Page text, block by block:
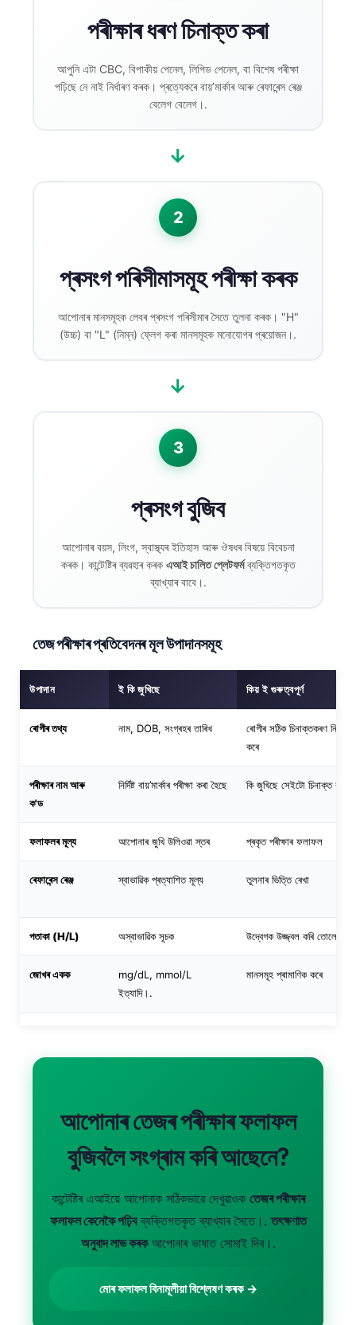
পৰীক্ষাৰ ধৰণ চিনাক্ত কৰা
আপুনি এটা CBC, বিপাকীয় পেনেল, লিপিড পেনেল, বা বিশেষ পৰীক্ষা
পঢ়িছে নে নাই নিৰ্ধাৰণ কৰক। প্ৰত্যেকৰে বায়’মাৰ্কাৰ আৰু ৰেফাৰেন্স ৰেঞ্জ
বেলেগ বেলেগ।.
→
2
প্ৰসংগ পৰিসীমাসমূহ পৰীক্ষা কৰক
আপোনাৰ মানসমূহক লেবৰ প্ৰসংগ পৰিসীমাৰ সৈতে তুলনা কৰক। "H"
(উচ্চ) বা "L" (নিম্ন) ফ্লেগ কৰা মানসমূহক মনোযোগৰ প্ৰয়োজন।.
→
3
প্ৰসংগ বুজিব
আপোনাৰ বয়স, লিংগ, স্বাস্থ্যৰ ইতিহাস আৰু ঔষধৰ বিষয়ে বিবেচনা
কৰক। কান্টেষ্টিৰ ব্যৱহাৰ কৰক এআই চালিত প্লেটফৰ্মব্যক্তিগতকৃত
ব্যাখ্যাৰ বাবে।.
তেজ পৰীক্ষাৰ প্ৰতিবেদনৰ মূল উপাদানসমূহ
উপাদান ই কি জুখিছে কিয় ই গুৰুত্বপূৰ্ণ
ৰোগীৰ তথ্য নাম, DOB, সংগ্ৰহৰ তাৰিখ
ৰোগীৰ সঠিক চিনাক্তকৰণ নিশ্চিত
কৰে
পৰীক্ষাৰ নাম আৰু
ক'ড
নিৰ্দিষ্ট বায়’মাৰ্কাৰ পৰীক্ষা কৰা হৈছে কি জুখিছে সেইটো চিনাক্ত কৰে
ফলাফলৰ মূল্য আপোনাৰ জুখি উলিওৱা স্তৰ প্ৰকৃত পৰীক্ষাৰ ফলাফল
ৰেফাৰেন্স ৰেঞ্জ স্বাভাৱিক প্ৰত্যাশিত মূল্য তুলনাৰ ভিত্তি ৰেখা
পতাকা (H/L) অস্বাভাৱিক সূচক উদ্বেগক উজ্জ্বল কৰি তোলে
জোখৰ একক
mg/dL, mmol/L
ইত্যাদি।.
মানসমূহ প্ৰামাণিক কৰে
আপোনাৰ তেজৰ পৰীক্ষাৰ ফলাফল
বুজিবলৈ সংগ্ৰাম কৰি আছেনে?
কান্টেষ্টিৰ এআইয়ে আপোনাক সঠিকভাৱে দেখুৱাওক তেজৰ পৰীক্ষাৰ
ফলাফল কেনেকৈ পঢ়িবব্যক্তিগতকৃত ব্যাখ্যাৰ সৈতে।.তৎক্ষণাত
অনুবাদ লাভ কৰকআপোনাৰ ভাষাত সোমাই দিব।.
মোৰ ফলাফল বিনামূলীয়া বিশ্লেষণ কৰক →